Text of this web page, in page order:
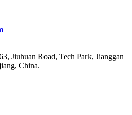
Jiuhuan Road, Tech Park, Jianggan
China.